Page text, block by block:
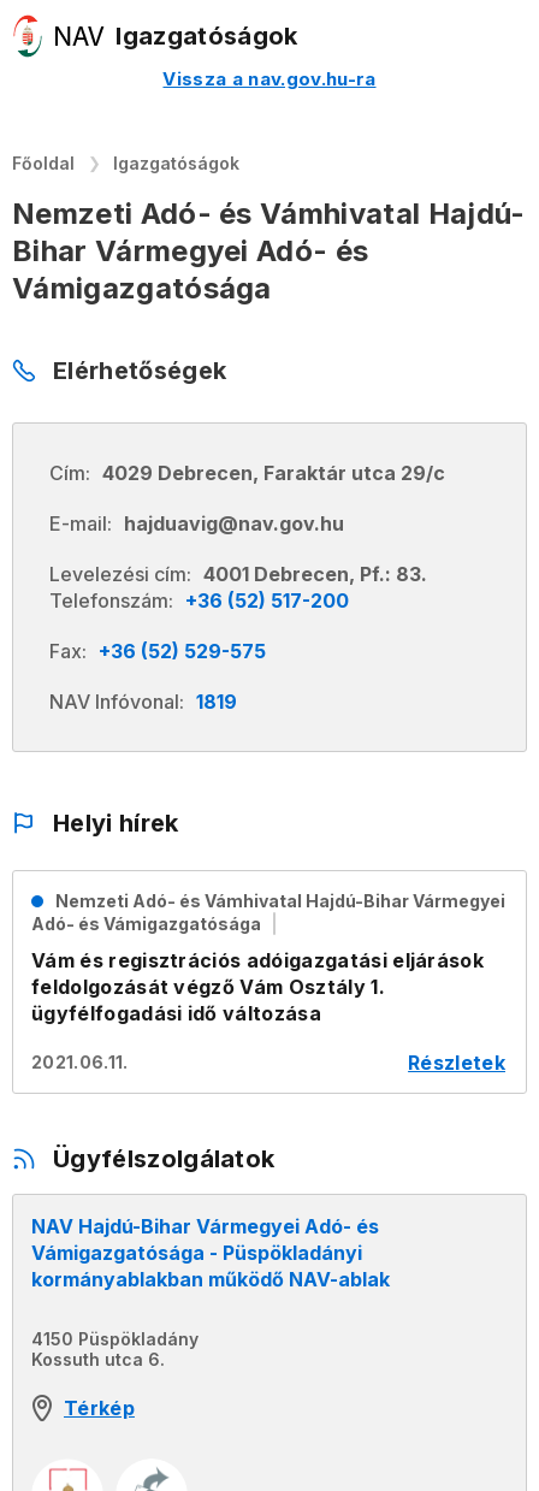
Igazgatóságok
Vissza a nav.gov.hu-ra
Főoldal Igazgatóságok
Nemzeti Adó- és Vámhivatal Hajdú-
Bihar Vármegyei Adó- és
Vámigazgatósága
Elérhetőségek
Cím: 4029 Debrecen, Faraktár utca 29/c
E-mail: hajduavig@nav.gov.hu
Levelezési cím: 4001 Debrecen, Pf.: 83.
Telefonszám: +36 (52) 517-200
Fax: +36 (52) 529-575
NAV Infóvonal: 1819
Helyi hírek
Nemzeti Adó- és Vámhivatal Hajdú-Bihar Vármegyei
Adó- és Vámigazgatósága
Vám és regisztrációs adóigazgatási eljárások
feldolgozását végző Vám Osztály 1.
ügyfélfogadási idő változása
2021.06.11. Részletek
Ügyfélszolgálatok
NAV Hajdú-Bihar Vármegyei Adó- és
Vámigazgatósága - Püspökladányi
kormányablakban működő NAV-ablak
4150 Püspökladány
Kossuth utca 6.
Térkép